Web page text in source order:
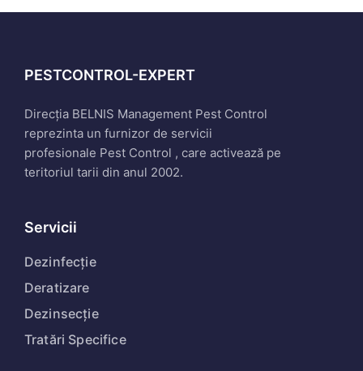
PESTCONTROL-EXPERT
Direcția BELNIS Management Pest Control
reprezinta un furnizor de servicii
profesionale Pest Control , care activează pe
teritoriul tarii din anul 2002.
Servicii
Dezinfecție
Deratizare
Dezinsecție
Tratări Specifice